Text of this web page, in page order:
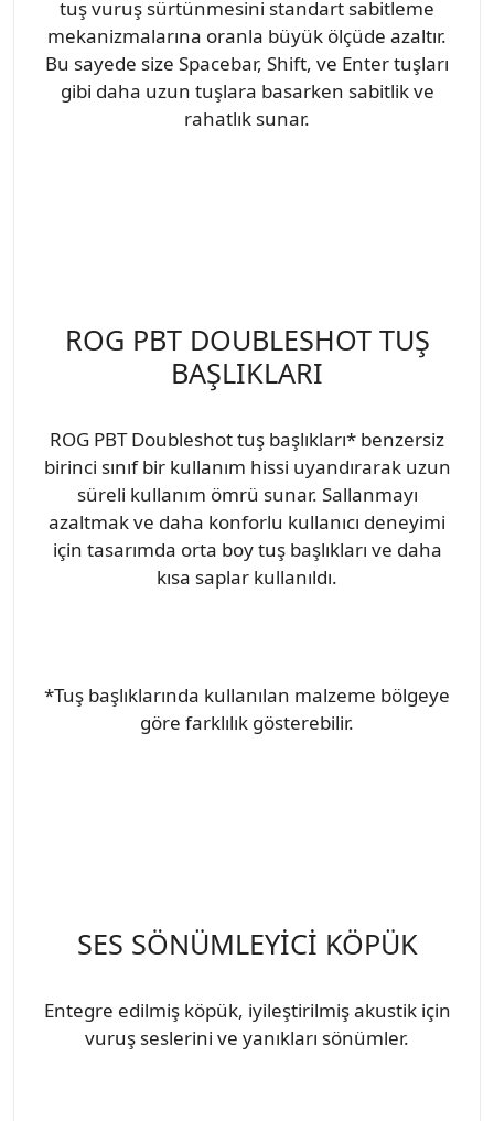
tuş vuruş sürtünmesini standart sabitleme
mekanizmalarına oranla büyük ölçüde azaltır.
Bu sayede size Spacebar, Shift, ve Enter tuşları
gibi daha uzun tuşlara basarken sabitlik ve
rahatlık sunar.
ROG PBT DOUBLESHOT TUŞ
BAŞLIKLARI
ROG PBT Doubleshot tuş başlıkları* benzersiz
birinci sınıf bir kullanım hissi uyandırarak uzun
süreli kullanım ömrü sunar. Sallanmayı
azaltmak ve daha konforlu kullanıcı deneyimi
için tasarımda orta boy tuş başlıkları ve daha
kısa saplar kullanıldı.
*Tuş başlıklarında kullanılan malzeme bölgeye
göre farklılık gösterebilir.
SES SÖNÜMLEYİCİ KÖPÜK
Entegre edilmiş köpük, iyileştirilmiş akustik için
vuruş seslerini ve yanıkları sönümler.